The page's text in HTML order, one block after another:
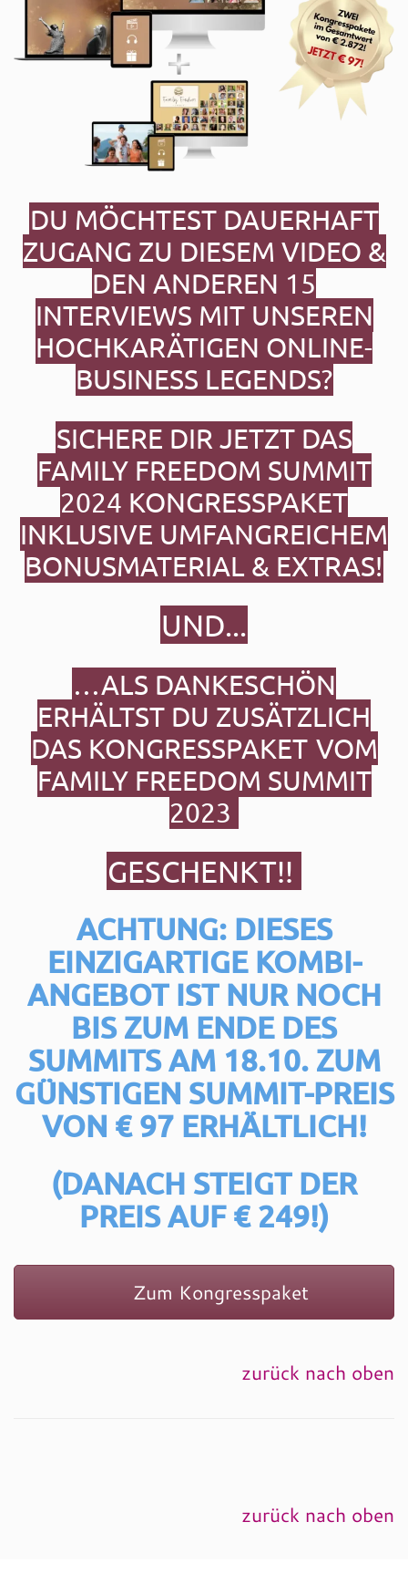
DU MÖCHTEST DAUERHAFT
ZUGANG ZU DIESEM VIDEO &
DEN ANDEREN 15
INTERVIEWS MIT UNSEREN
HOCHKARÄTIGEN ONLINE-
BUSINESS LEGENDS?
SICHERE DIR JETZT DAS
FAMILY FREEDOM SUMMIT
2024 KONGRESSPAKET
INKLUSIVE UMFANGREICHEM
BONUSMATERIAL & EXTRAS!
UND...
…ALS DANKESCHÖN
ERHÄLTST DU ZUSÄTZLICH
DAS KONGRESSPAKET VOM
FAMILY FREEDOM SUMMIT
2023
GESCHENKT!!
ACHTUNG: DIESES
EINZIGARTIGE KOMBI-
ANGEBOT IST NUR NOCH
BIS ZUM ENDE DES
SUMMITS AM 18.10. ZUM
GÜNSTIGEN SUMMIT-PREIS
VON € 97 ERHÄLTLICH!
(DANACH STEIGT DER
PREIS AUF € 249!)
Zum Kongresspaket
zurück nach oben
zurück nach oben